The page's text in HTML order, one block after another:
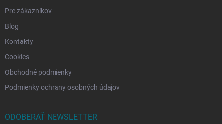
Pre zákazníkov
Blog
Kontakty
Cookies
Obchodné podmienky
Podmienky ochrany osobných údajov
ODOBERAŤ NEWSLETTER